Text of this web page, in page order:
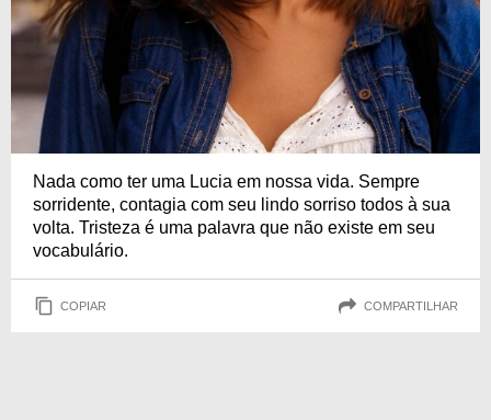
Nada como ter uma Lucia em nossa vida. Sempre
sorridente, contagia com seu lindo sorriso todos à sua
volta. Tristeza é uma palavra que não existe em seu
vocabulário.
COPIAR COMPARTILHAR